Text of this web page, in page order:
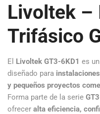
Livoltek –
Trifásico
El Livoltek GT3-6KD1 es un
diseñado para
y pequeños proyectos
Forma parte de la serie
ofrecer alta eficiencia,